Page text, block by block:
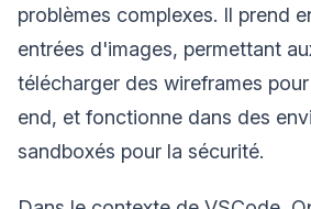
problèmes complexes. Il prend
entrées d'images, permettant
télécharger des wireframes
end, et fonctionne dans des
sandboxés pour la sécurité.